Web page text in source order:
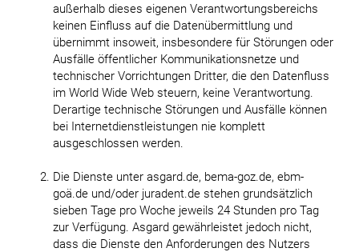
außerhalb dieses eigenen Verantwortungsbereichs
keinen Einfluss auf die Datenübermittlung und
übernimmt insoweit, insbesondere für Störungen oder
Ausfälle öffentlicher Kommunikationsnetze und
technischer Vorrichtungen Dritter, die den Datenfluss
im World Wide Web steuern, keine Verantwortung.
Derartige technische Störungen und Ausfälle können
bei Internetdienstleistungen nie komplett
ausgeschlossen werden.
Die Dienste unter asgard.de, bema-goz.de, ebm-
goä.de und/oder juradent.de stehen grundsätzlich
sieben Tage pro Woche jeweils 24 Stunden pro Tag
zur Verfügung. Asgard gewährleistet jedoch nicht,
dass die Dienste den Anforderungen des Nutzers